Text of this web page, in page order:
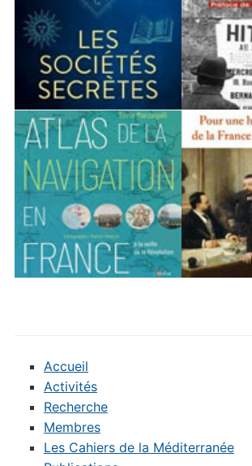
Accueil
Activités
Recherche
Membres
Les Cahiers de la Méditerranée